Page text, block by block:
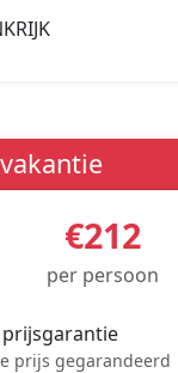
€212
per persoon
prijsgarantie
prijs gegarandeerd